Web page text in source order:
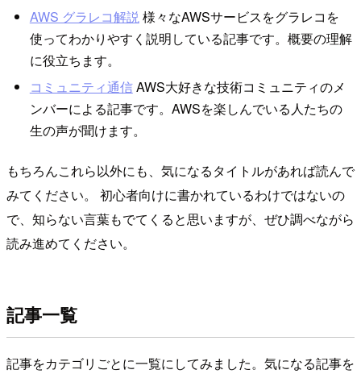
AWS グラレコ解説 様々なAWSサービスをグラレコを
使ってわかりやすく説明している記事です。概要の理解
に役立ちます。
コミュニティ通信AWS大好きな技術コミュニティのメ
ンバーによる記事です。AWSを楽しんでいる人たちの
生の声が聞けます。
もちろんこれら以外にも、気になるタイトルがあれば読んで
みてください。 初心者向けに書かれているわけではないの
で、知らない言葉もでてくると思いますが、ぜひ調べながら
読み進めてください。
記事一覧
記事をカテゴリごとに一覧にしてみました。気になる記事を